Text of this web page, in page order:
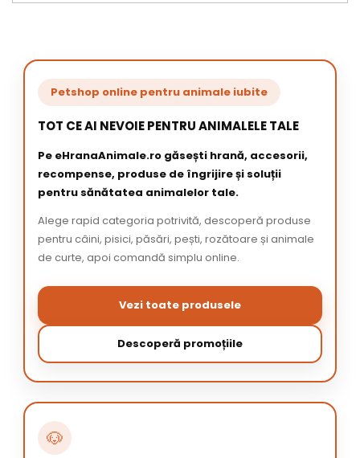
Petshop online pentru animale iubite
TOT CE AI NEVOIE PENTRU ANIMALELE TALE
Pe eHranaAnimale.ro găsești hrană, accesorii,
recompense, produse de îngrijire și soluții
pentru sănătatea animalelor tale.
Alege rapid categoria potrivită, descoperă produse
pentru câini, pisici, păsări, pești, rozătoare și animale
de curte, apoi comandă simplu online.
Vezi toate produsele
Descoperă promoțiile
🐶